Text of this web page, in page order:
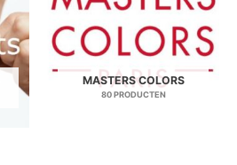
MASTERS COLORS
80 PRODUCTEN